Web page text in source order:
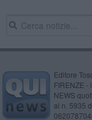
Editore
FIRENZE -
NEWS
al n. 5935